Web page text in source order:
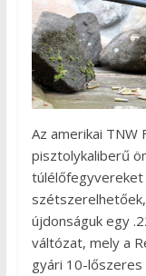
Az amerikai TNW
pisztolykaliberű
túlélőfegyvereket
újdonságuk egy
váltózat, mely a
gyári 10-lőszeres